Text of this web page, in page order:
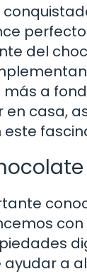
del
a
casa,
a